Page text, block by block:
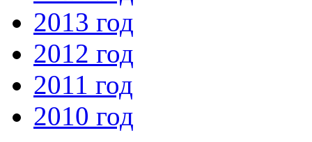
2013 год
2012 год
2011 год
2010 год